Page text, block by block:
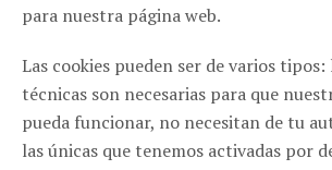
para nuestra página web.
Las cookies pueden ser de varios tipos:
técnicas son necesarias para que
pueda funcionar, no necesitan de tu
las únicas que tenemos activadas por
ZARAGOZA
C/ Cinco de marzo, 18 - Pta. 4ª Of.3
(España)
976 116 271
info@haikucomunicacion.com